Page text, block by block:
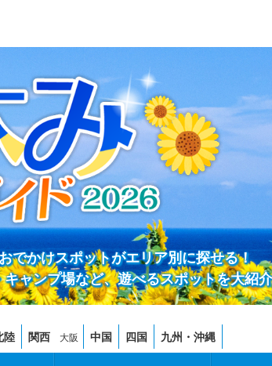
でかけスポットがエリア別に探せる！
ャンプ場など、遊べるスポットを大紹
陸 関西 大阪 中国 四国 九州・沖縄